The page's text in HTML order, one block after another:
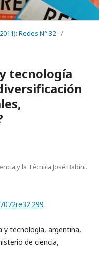
Redes N° 32 /
tecnología
y la Técnica José Babini.
y tecnología, argentina,
de ciencia,